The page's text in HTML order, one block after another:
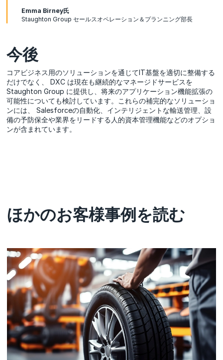
Emma Birney氏
Staughton Group セールスオペレーション＆プランニング部長
今後
コアビジネス用のソリューションを通じてIT基盤を適切に整備する
だけでなく、 DXC は現在も継続的なマネージドサービスを
Staughton Group に提供し、将来のアプリケーション機能拡張の
可能性についても検討しています。これらの補完的なソリューショ
ンには、 Salesforceの自動化、インテリジェントな輸送管理、設
備の予防保全や業界をリードする人的資本管理機能などのオプショ
ンが含まれています。
ほかのお客様事例を読む